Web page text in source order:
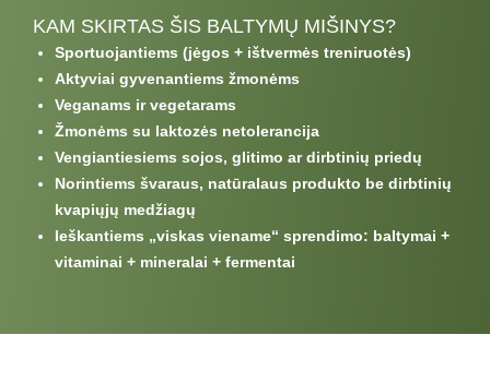
KAM SKIRTAS ŠIS BALTYMŲ MIŠINYS?
Sportuojantiems (jėgos + ištvermės treniruotės)
Aktyviai gyvenantiems žmonėms
Veganams ir vegetarams
Žmonėms su laktozės netolerancija
Vengiantiesiems sojos, glitimo ar dirbtinių priedų
Norintiems švaraus, natūralaus produkto be dirbtinių
kvapiųjų medžiagų
Ieškantiems „viskas viename“ sprendimo: baltymai +
vitaminai + mineralai + fermentai